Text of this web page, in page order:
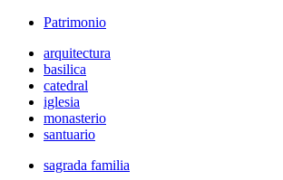
Patrimonio
arquitectura
basilica
catedral
iglesia
monasterio
santuario
sagrada familia